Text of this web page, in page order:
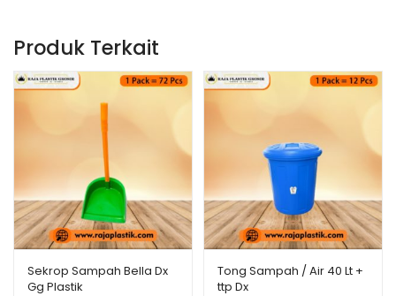
Produk Terkait
Sekrop Sampah Bella Dx
Gg Plastik
Tong Sampah / Air 40 Lt +
ttp Dx